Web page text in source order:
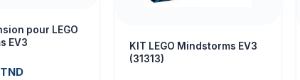
pour LEGO
EV3
TND
KIT LEGO Mindstorms EV3
(31313)